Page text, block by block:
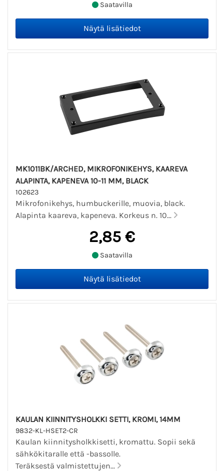
Saatavilla
MK1011BK/ARCHED, MIKROFONIKEHYS, KAAREVA
ALAPINTA, KAPENEVA 10-11 MM, BLACK
102623
Mikrofonikehys, humbuckerille, muovia, black.
Alapinta kaareva, kapeneva. Korkeus n. 10...
2,85 €
Saatavilla
KAULAN KIINNITYSHOLKKI SETTI, KROMI, 14MM
9832-KL-HSET2-CR
Kaulan kiinnitysholkkisetti, kromattu. Sopii sekä
sähkökitaralle että -bassolle.
Teräksestä valmistettujen...